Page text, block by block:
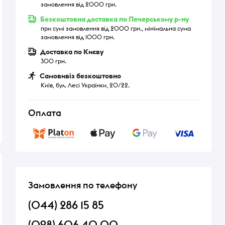
замовлення від 2000 грн.
Безкоштовна доставка по Печерському р-ну
при сумі замовлення від 2000 грн., мінімальна сума
замовлення від 1000 грн.
Доставка по Києву
300 грн.
Самовивіз безкоштовно
Київ, бул. Лесі Українки, 20/22.
Оплата
Замовлення по телефону
(044) 286 15 85